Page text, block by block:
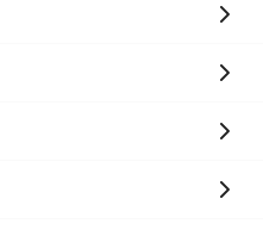
バスフラワー
【Thank you